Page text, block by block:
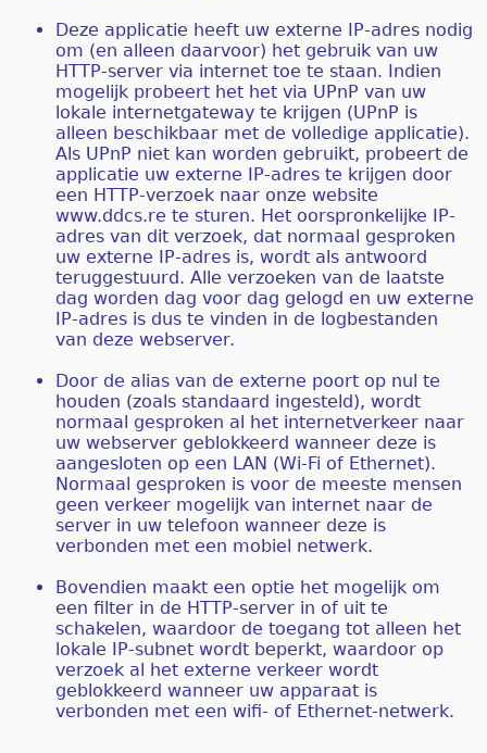
Deze applicatie heeft uw externe IP-adres nodig
om (en alleen daarvoor) het gebruik van uw
HTTP-server via internet toe te staan. Indien
mogelijk probeert het het via UPnP van uw
lokale internetgateway te krijgen (UPnP is
alleen beschikbaar met de volledige applicatie).
Als UPnP niet kan worden gebruikt, probeert de
applicatie uw externe IP-adres te krijgen door
een HTTP-verzoek naar onze website
www.ddcs.re te sturen. Het oorspronkelijke IP-
adres van dit verzoek, dat normaal gesproken
uw externe IP-adres is, wordt als antwoord
teruggestuurd. Alle verzoeken van de laatste
dag worden dag voor dag gelogd en uw externe
IP-adres is dus te vinden in de logbestanden
van deze webserver.
Door de alias van de externe poort op nul te
houden (zoals standaard ingesteld), wordt
normaal gesproken al het internetverkeer naar
uw webserver geblokkeerd wanneer deze is
aangesloten op een LAN (Wi-Fi of Ethernet).
Normaal gesproken is voor de meeste mensen
geen verkeer mogelijk van internet naar de
server in uw telefoon wanneer deze is
verbonden met een mobiel netwerk.
Bovendien maakt een optie het mogelijk om
een ​​filter in de HTTP-server in of uit te
schakelen, waardoor de toegang tot alleen het
lokale IP-subnet wordt beperkt, waardoor op
verzoek al het externe verkeer wordt
geblokkeerd wanneer uw apparaat is
verbonden met een wifi- of Ethernet-netwerk.